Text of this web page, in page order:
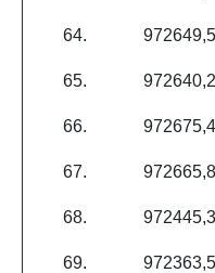
64.
65.
66.
67.
68.
69.